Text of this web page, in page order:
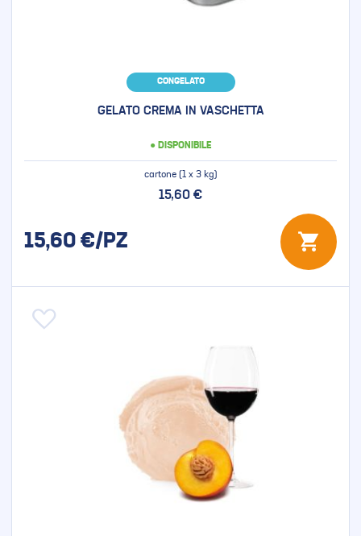
CONGELATO
GELATO CREMA IN VASCHETTA
● DISPONIBILE
cartone (1 x 3 kg)
15,60 €
15,60 €/PZ